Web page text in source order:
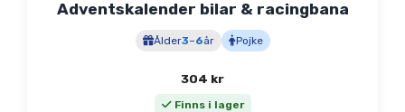
Adventskalender bilar & racingbana
Ålder3–6år Pojke
304 kr
Finns i lager